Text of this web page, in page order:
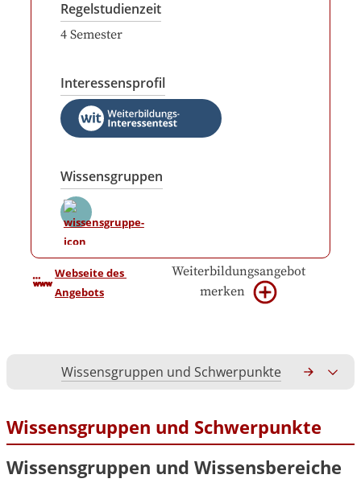
Regelstudienzeit
4 Semester
Interessensprofil
Wissensgruppen
Webseite des
Angebots
Weiterbildungsangebot
merken
Wissensgruppen und Schwerpunkte
Wissensgruppen und Schwerpunkte
Wissensgruppen und Wissensbereiche